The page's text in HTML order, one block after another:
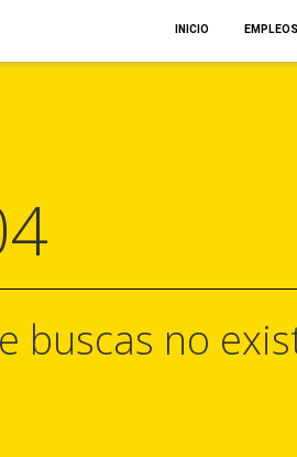
INICIO EMPLEOS
buscas no